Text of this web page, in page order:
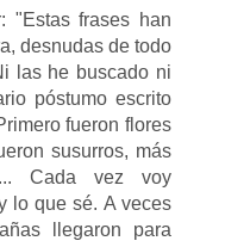
"Estas frases han
desnudas de todo
las he buscado ni
póstumo escrito
fueron flores
susurros, más
Cada vez voy
lo que sé. A veces
llegaron para